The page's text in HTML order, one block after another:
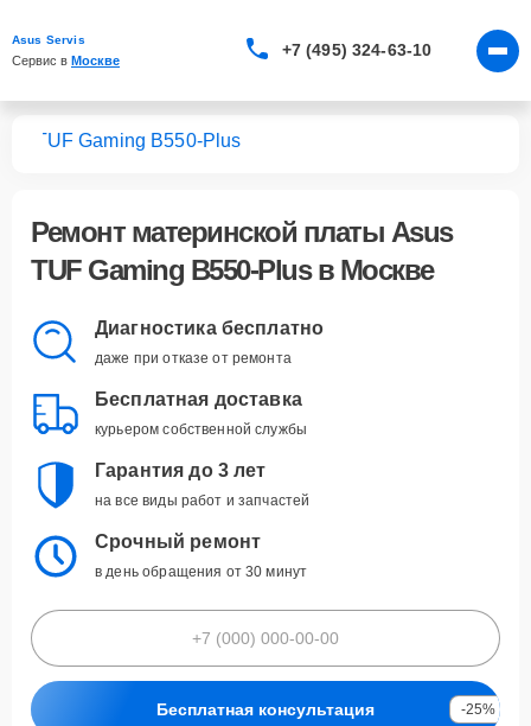
Asus Servis
Сервис в Москве
+7 (495) 324-63-10
TUF Gaming B550-Plus
Ремонт материнской платы Asus
TUF Gaming B550-Plusв Москве
Диагностика бесплатно
даже при отказе от ремонта
Бесплатная доставка
курьером собственной службы
Гарантия до 3 лет
на все виды работ и запчастей
Срочный ремонт
в день обращения от 30 минут
Бесплатная консультация -25%